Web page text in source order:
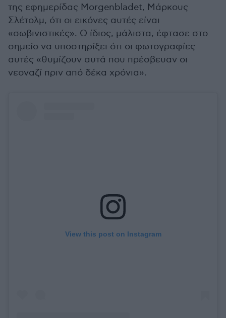
της εφημερίδας Morgenbladet, Μάρκους
Σλέτολμ, ότι οι εικόνες αυτές είναι
«σωβινιστικές». Ο ίδιος, μάλιστα, έφτασε στο
σημείο να υποστηρίξει ότι οι φωτογραφίες
αυτές «θυμίζουν αυτά που πρέσβευαν οι
νεοναζί πριν από δέκα χρόνια».
View this post on Instagram